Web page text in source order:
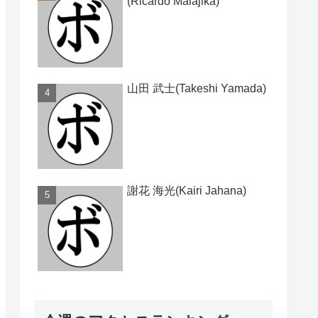
山田 武士(Takeshi Yamada)
謝花 海光(Kairi Jahana)